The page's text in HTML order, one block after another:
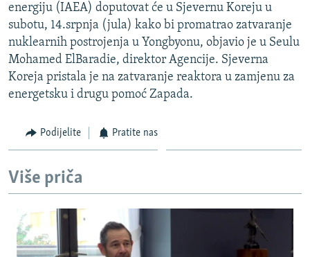
INFOGRAFIKE
KINA NA BALKANU
RSE PRIČE IZ SVIJETA
ISPRIČAJ MI
DNEVNO@RSE
VIŠE OD NASLOVA
POPLAVE I KLIZIŠTA U BIH 2024.
TV LIBERTY
POST SCRIPTUM
PRATITE NAS
Sve RFE/RL stranice
energiju (IAEA) doputovat će u Sjevernu Koreju u
subotu, 14.srpnja (jula) kako bi promatrao zatvaranje
nuklearnih postrojenja u Yongbyonu, objavio je u Seulu
Mohamed ElBaradie, direktor Agencije. Sjeverna
Koreja pristala je na zatvaranje reaktora u zamjenu za
energetsku i drugu pomoć Zapada.
Podijelite Pratite nas
Više priča